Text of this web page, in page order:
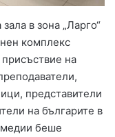
в зона „Ларго“
комплекс
на
представители
на българите в
медии беше